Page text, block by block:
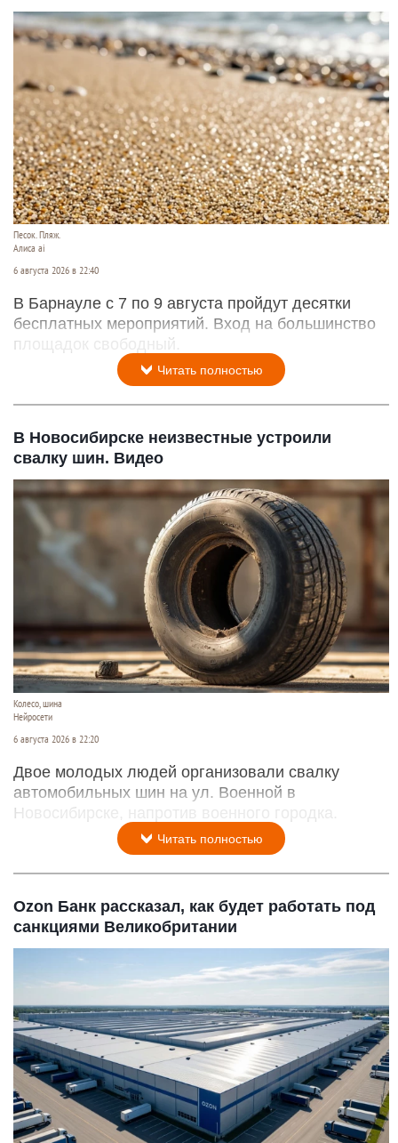
Песок. Пляж.
Алиса ai
6 августа 2026 в 22:40
В Барнауле с 7 по 9 августа пройдут десятки
бесплатных мероприятий. Вход на большинство
площадок свободный.
Читать полностью
В Новосибирске неизвестные устроили
свалку шин. Видео
Колесо, шина
Нейросети
6 августа 2026 в 22:20
Двое молодых людей организовали свалку
автомобильных шин на ул. Военной в
Новосибирске, напротив военного городка.
Читать полностью
Ozon Банк рассказал, как будет работать под
санкциями Великобритании